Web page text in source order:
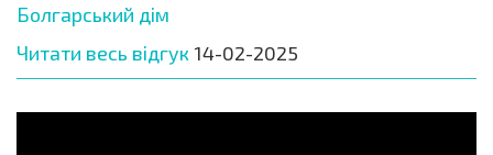
Болгарський дім
Читати весь відгук 14-02-2025